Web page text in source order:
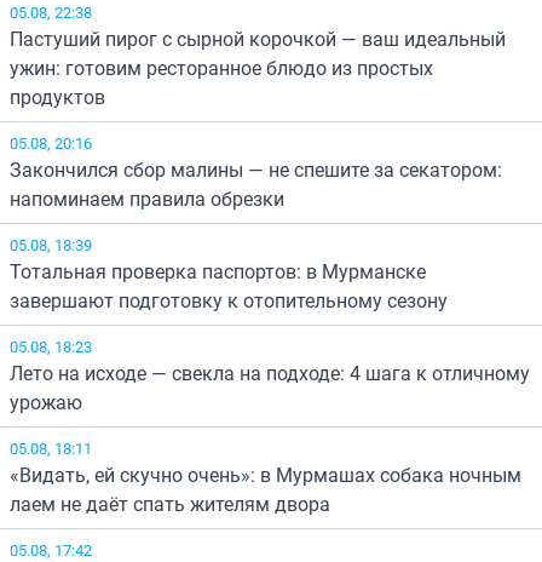
05.08, 22:38
Пастуший пирог с сырной корочкой — ваш идеальный
ужин: готовим ресторанное блюдо из простых
продуктов
05.08, 20:16
Закончился сбор малины — не спешите за секатором:
напоминаем правила обрезки
05.08, 18:39
Тотальная проверка паспортов: в Мурманске
завершают подготовку к отопительному сезону
05.08, 18:23
Лето на исходе — свекла на подходе: 4 шага к отличному
урожаю
05.08, 18:11
«Видать, ей скучно очень»: в Мурмашах собака ночным
лаем не даёт спать жителям двора
05.08, 17:42